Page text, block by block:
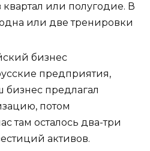
квартал или полугодие. В
или две тренировки
бизнес
предприятия,
предлагал
потом
там осталось два-три
активов.